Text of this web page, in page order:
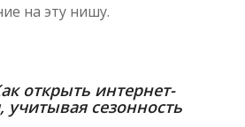
на эту нишу.
открыть интернет-
учитывая сезонность